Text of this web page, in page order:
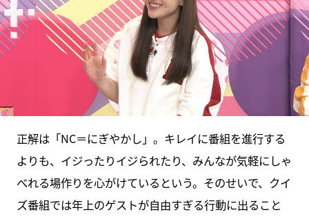
正解は「NC＝にぎやかし」。キレイに番組を進行する
よりも、イジったりイジられたり、みんなが気軽にしゃ
べれる場作りを心がけているという。そのせいで、クイ
ズ番組では年上のゲストが自由すぎる行動に出ること